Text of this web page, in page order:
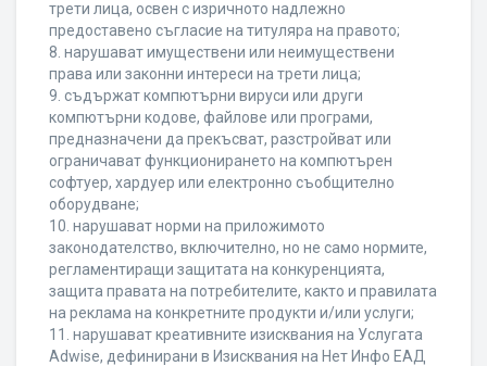
трети лица, освен с изричното надлежно
предоставено съгласие на титуляра на правото;
8. нарушават имуществени или неимуществени
права или законни интереси на трети лица;
9. съдържат компютърни вируси или други
компютърни кодове, файлове или програми,
предназначени да прекъсват, разстройват или
ограничават функционирането на компютърен
софтуер, хардуер или електронно съобщително
оборудване;
10. нарушават норми на приложимото
законодателство, включително, но не само нормите,
регламентиращи защитата на конкуренцията,
защита правата на потребителите, както и правилата
на реклама на конкретните продукти и/или услуги;
11. нарушават креативните изисквания на Услугата
Adwise, дефинирани в Изисквания на Нет Инфо ЕАД